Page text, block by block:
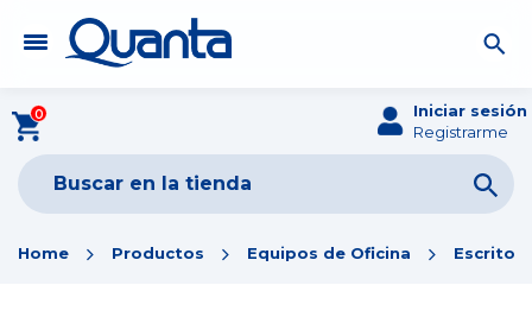
0
Iniciar sesión
Registrarme
Home Productos Equipos de Oficina